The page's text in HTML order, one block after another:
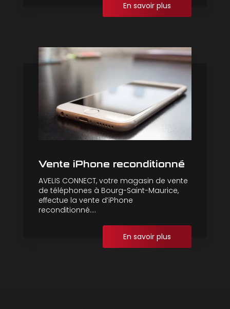
En savoir plus
Vente iPhone reconditionné
AVELIS CONNECT, votre magasin de vente
de téléphones à Bourg-Saint-Maurice,
effectue la vente d’iPhone
reconditionné....
En savoir plus